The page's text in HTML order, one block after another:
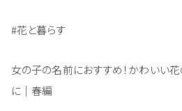
#花と暮らす
女の子の名前におすすめ！かわいい
に｜春編